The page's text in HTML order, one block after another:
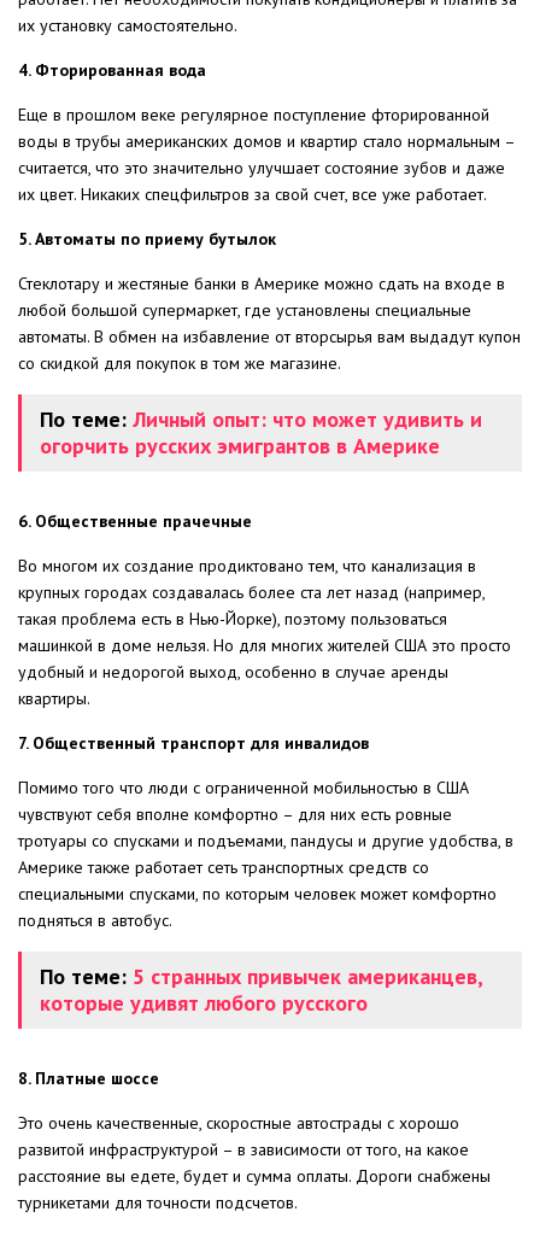
их установку самостоятельно.
4. Фторированная вода
Еще в прошлом веке регулярное поступление фторированной
воды в трубы американских домов и квартир стало нормальным –
считается, что это значительно улучшает состояние зубов и даже
их цвет. Никаких спецфильтров за свой счет, все уже работает.
5. Автоматы по приему бутылок
Стеклотару и жестяные банки в Америке можно сдать на входе в
любой большой супермаркет, где установлены специальные
автоматы. В обмен на избавление от вторсырья вам выдадут купон
со скидкой для покупок в том же магазине.
По теме: Личный опыт: что может удивить и
огорчить русских эмигрантов в Америке
6. Общественные прачечные
Во многом их создание продиктовано тем, что канализация в
крупных городах создавалась более ста лет назад (например,
такая проблема есть в Нью-Йорке), поэтому пользоваться
машинкой в доме нельзя. Но для многих жителей США это просто
удобный и недорогой выход, особенно в случае аренды
квартиры.
7. Общественный транспорт для инвалидов
Помимо того что люди с ограниченной мобильностью в США
чувствуют себя вполне комфортно – для них есть ровные
тротуары со спусками и подъемами, пандусы и другие удобства, в
Америке также работает сеть транспортных средств со
специальными спусками, по которым человек может комфортно
подняться в автобус.
По теме: 5 странных привычек американцев,
которые удивят любого русского
8. Платные шоссе
Это очень качественные, скоростные автострады с хорошо
развитой инфраструктурой – в зависимости от того, на какое
расстояние вы едете, будет и сумма оплаты. Дороги снабжены
турникетами для точности подсчетов.